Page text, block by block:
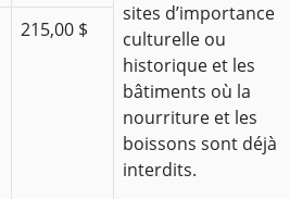
sites d’importance
culturelle ou
historique et les
bâtiments où la
nourriture et les
boissons sont déjà
interdits.
215,00 $